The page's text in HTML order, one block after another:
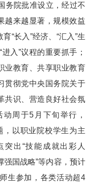
院批准设立，经过不
越来越显著，规模效益
“长入”经济、“汇入”生
入”议程的重要抓手；
业教育、共享职业教育
贯彻党中央国务院关于
共识、营造良好社会氛
周于5月下旬举行，
，以职业院校学生为主
出“技能成就出彩人
强国战略”等内容，预计
生参加，各类活动超4